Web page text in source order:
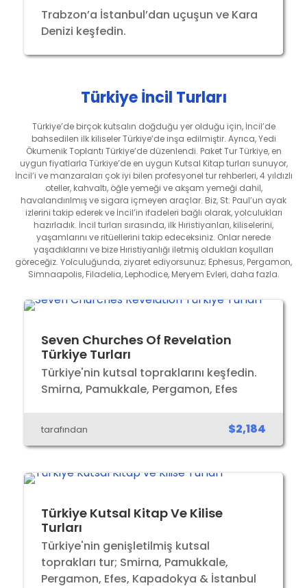
Trabzon’a İstanbul’dan uçuşun ve Kara
Denizi keşfedin.
Türkiye İncil Turları
Türkiye’de birçok kutsalın doğduğu yer olduğu için, İncil’de
bahsedilen ilk kiliseler Türkiye’de inşa edilmiştir. Ayrıca, Yedi
Ökumenik Toplantı Türkiye’de düzenlendi. Paket Tur Türkiye, en
uygun fiyatlarla Türkiye’de en uygun Kutsal Kitap turları sunuyor,
İncil’i ve manzaraları çok iyi bilen profesyonel tur rehberleri, 4 yıldızlı
oteller, kahvaltı, öğle yemeği ve akşam yemeği dahil,
havalandırılmış ve sigara içmeyen araçlar. Biz, St. Paul’un ayak
izlerini takip ederek ve İncil’in ifadeleri bağlı olarak, yolculukları
hazırladık. İncil turları sırasında, ilk Hıristiyanları, kiliselerini,
yaşamlarını ve ritüellerini takip edeceksiniz. Onlar nerede
yaşadıklarını ve bize Hıristiyanlığı iletmiş oldukları koşulları
göreceğiz. Yolculuğunda, ziyaret ediyorsunuz; Ephesus, Pergamon,
Simnaapolis, Filadelia, Lephodice, Meryem Evleri, daha fazla.
Seven Churches Of Revelation
Türkiye Turları
Türkiye'nin kutsal topraklarını keşfedin.
Smirna, Pamukkale, Pergamon, Efes
tarafından $2,184
Türkiye Kutsal Kitap Ve Kilise
Turları
Türkiye'nin genişletilmiş kutsal
toprakları tur; Smirna, Pamukkale,
Pergamon, Efes, Kapadokya & İstanbul